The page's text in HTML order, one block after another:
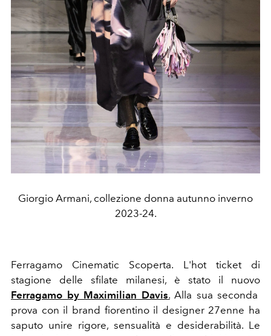
Giorgio Armani, collezione donna autunno inverno
2023-24.
Ferragamo Cinematic Scoperta. L'hot ticket di
stagione delle sfilate milanesi, è stato il nuovo
Ferragamo by Maximilian Davis.Alla sua seconda
prova con il brand fiorentino il designer 27enne ha
saputo unire rigore, sensualità e desiderabilità. Le